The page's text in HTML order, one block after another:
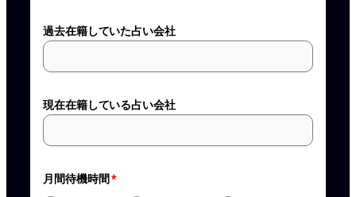
過去在籍していた占い会社
現在在籍している占い会社
月間待機時間*